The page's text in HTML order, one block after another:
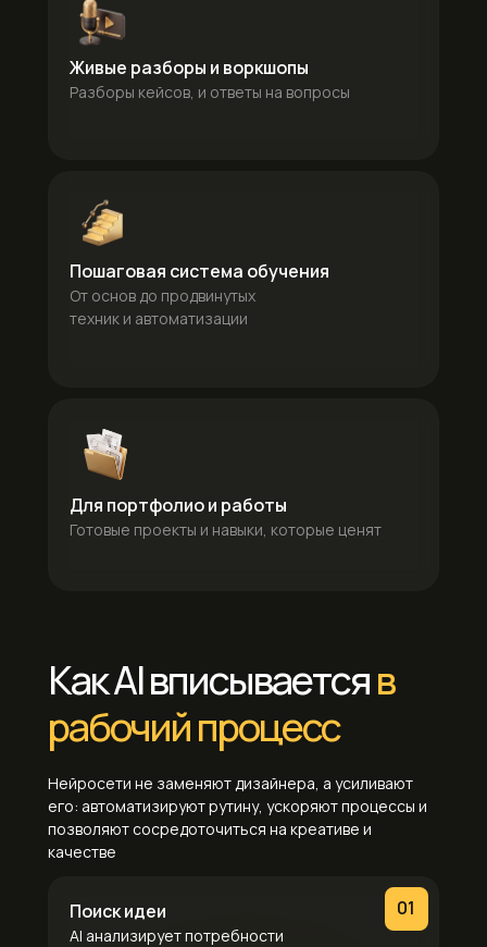
Для портфолио и работы
Готовые проекты и навыки, которые ценят
Пошаговая система обучения
От основ до продвинутых
техник и автоматизации
Живые разборы и воркшопы
Разборы кейсов, и ответы на вопросы
Нейросети не заменяют дизайнера, а усиливают
его: автоматизируют рутину, ускоряют процессы и
позволяют сосредоточиться на креативе и
качестве
Поиск идеи
AI анализирует потребности
Как AI вписываетсяв
рабочий процесс
01